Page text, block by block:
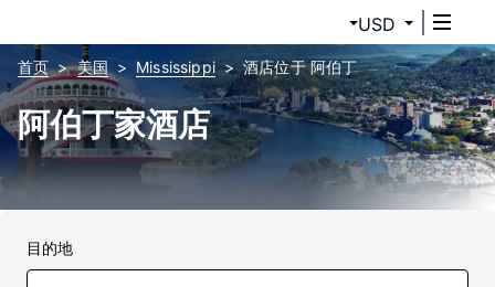
USD
首页 美国 Mississippi 酒店位于 阿伯丁
阿伯丁家酒店
目的地